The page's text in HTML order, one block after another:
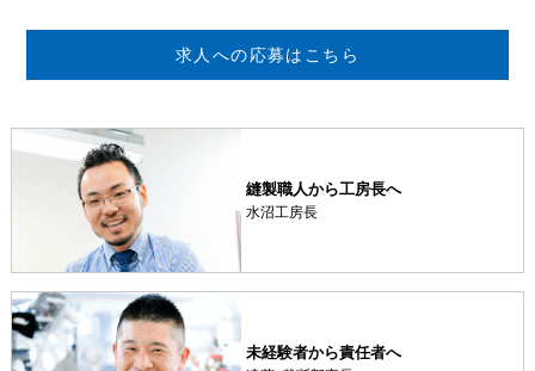
求人への応募はこちら
縫製職人から工房長へ
水沼工房長
未経験者から責任者へ